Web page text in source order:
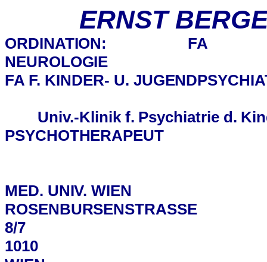
ERNST
ORDINATION:
NEUROLOGIE
FA F. KINDER- U.
Univ.-Klinik f. Psychiatrie d.
PSYCHOTHERAPEUT
MED. UNIV. WIEN
ROSENBURSENSTRASSE 8
/7
1010